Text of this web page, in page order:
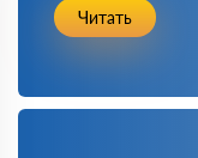
Читать